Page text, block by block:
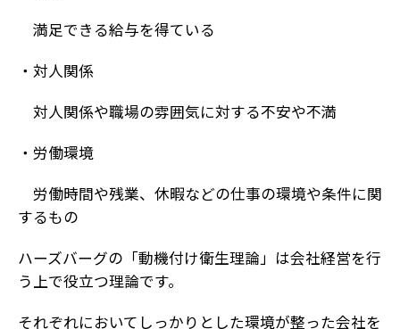
満足できる給与を得ている
・対人関係
対人関係や職場の雰囲気に対する不安や不満
・労働環境
労働時間や残業、休暇などの仕事の環境や条件に関
するもの
ハーズバーグの「動機付け衛生理論」は会社経営を行
う上で役立つ理論です。
それぞれにおいてしっかりとした環境が整った会社を